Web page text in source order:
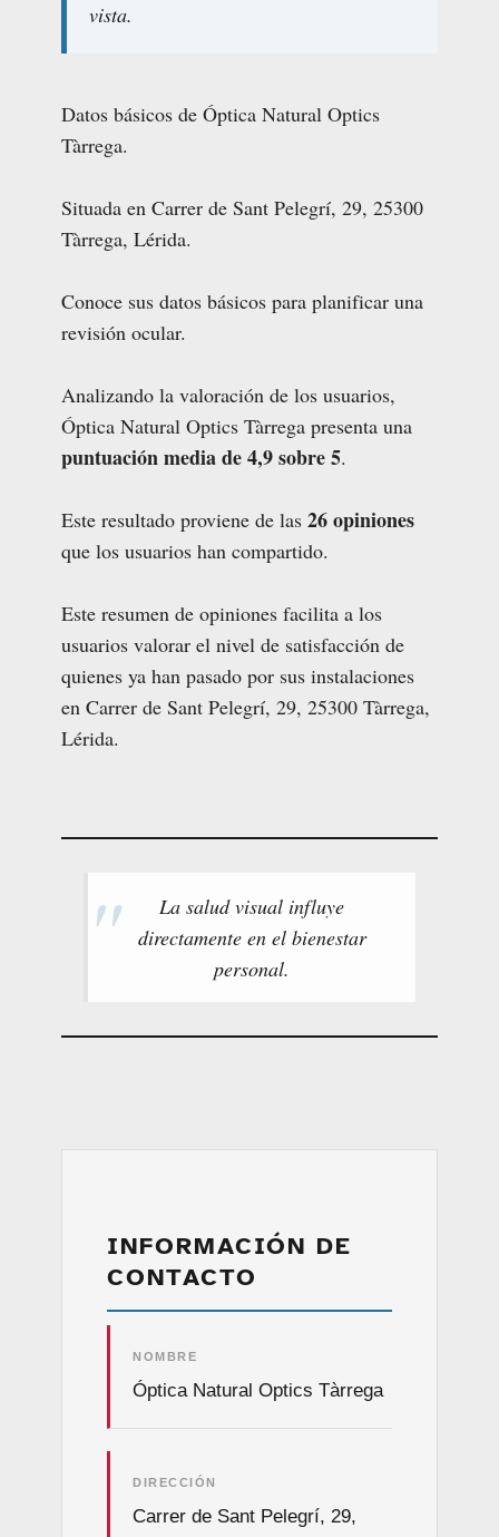
vista.
Datos básicos de Óptica Natural Optics
Tàrrega.
Situada en Carrer de Sant Pelegrí, 29, 25300
Tàrrega, Lérida.
Conoce sus datos básicos para planificar una
revisión ocular.
Analizando la valoración de los usuarios,
Óptica Natural Optics Tàrrega presenta una
puntuación media de 4,9 sobre 5.
Este resultado proviene de las 26 opiniones
que los usuarios han compartido.
Este resumen de opiniones facilita a los
usuarios valorar el nivel de satisfacción de
quienes ya han pasado por sus instalaciones
en Carrer de Sant Pelegrí, 29, 25300 Tàrrega,
Lérida.
La salud visual influye
directamente en el bienestar
personal.
INFORMACIÓN DE
CONTACTO
NOMBRE
Óptica Natural Optics Tàrrega
DIRECCIÓN
Carrer de Sant Pelegrí, 29,